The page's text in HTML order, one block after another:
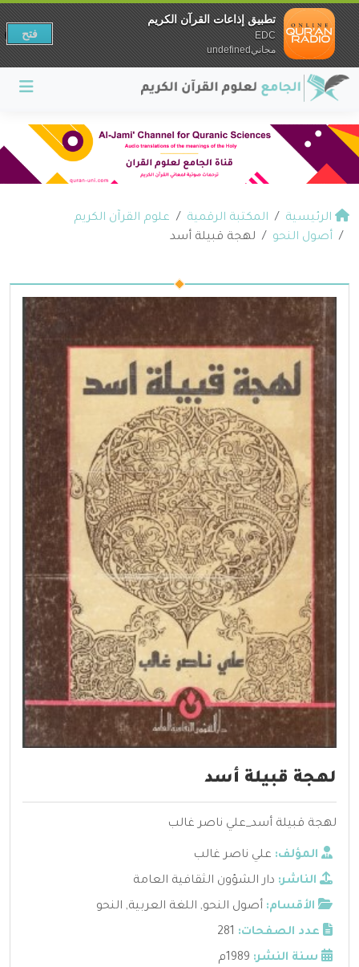
الرئيسية المكتبة الرقمية
علوم القرآن الكريم
أصول النحو
لهجة قبيلة أسد
لهجة قبيلة أسد
لهجة قبيلة أسد_علي ناصر غالب
المؤلف: علي ناصر غالب
الناشر: دار الشؤون الثقافية العامة
الأقسام: أصول النحو, اللغة العربية, النحو
عدد الصفحات: 281
سنة النشر: 1989م
تطبيق إذاعات القرآن الكريم
EDC
مجانيundefined
فتح